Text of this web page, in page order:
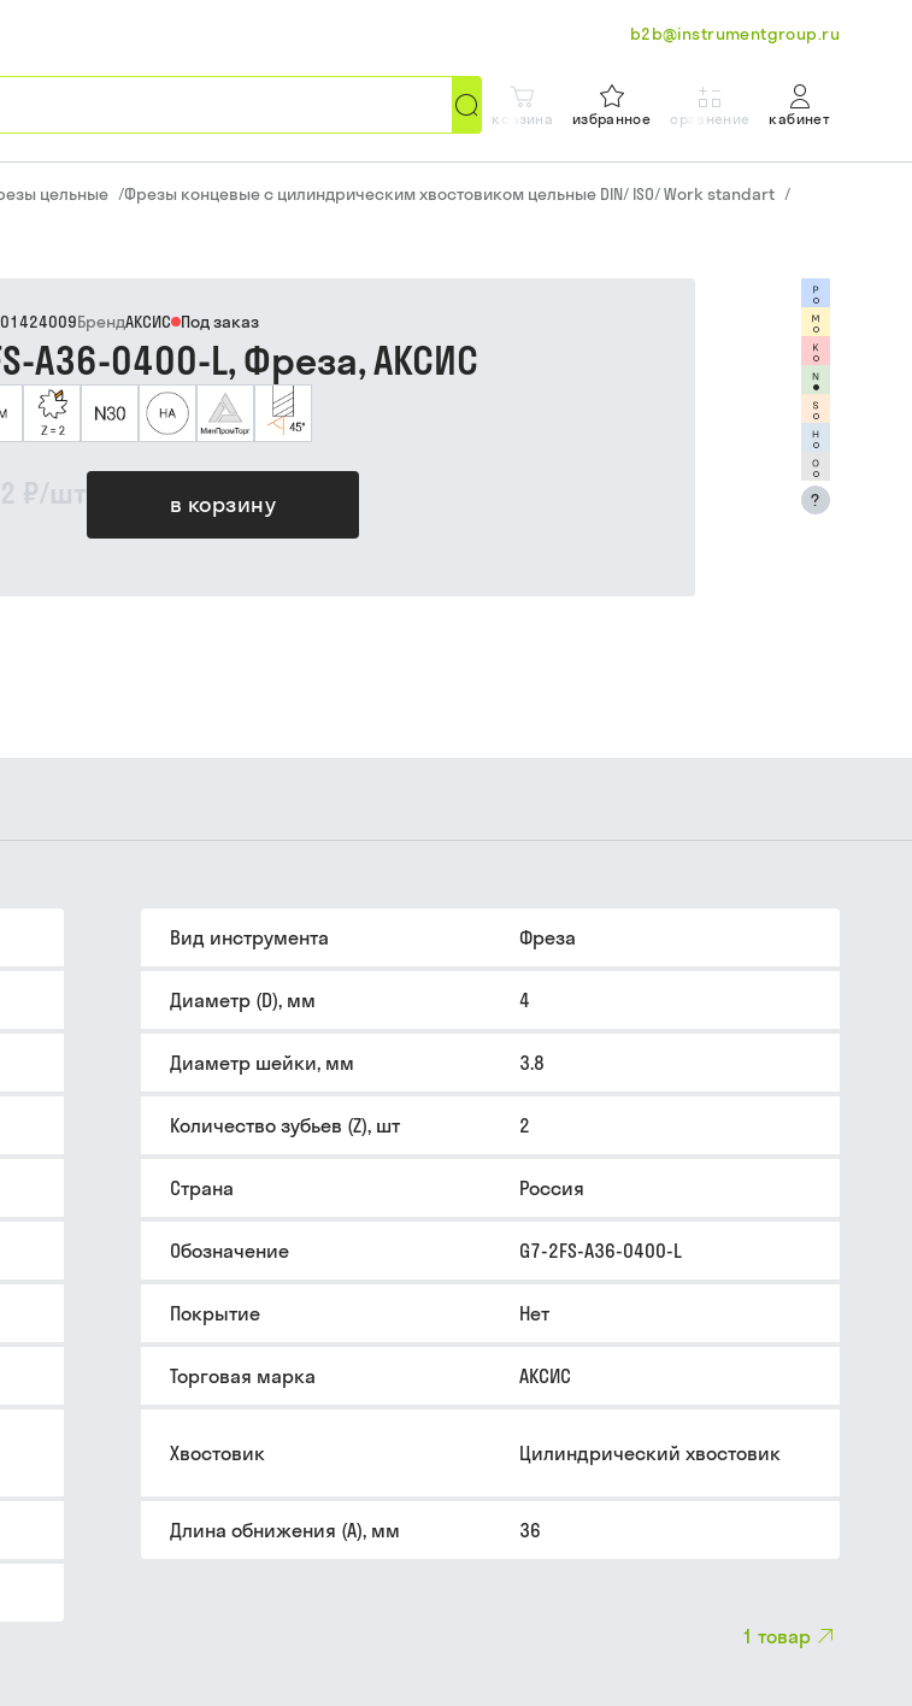
b2b@instrumentgroup.ru
корзина избранное сравнение кабинет
цельные /Фрезы концевые с цилиндрическим хвостовиком цельные DIN/ ISO/ Work standart /
₽/шт в корзину
БрендАКСИС Под заказ
A36-0400-L, Фреза, АКСИС
?
Вид инструмента Фреза
Диаметр (D), мм 4
Диаметр шейки, мм 3.8
Количество зубьев (Z), шт 2
Страна Россия
Обозначение G7-2FS-A36-0400-L
Покрытие Нет
Торговая марка АКСИС
Хвостовик Цилиндрический хвостовик
Длина обнижения (A), мм 36
1 товар